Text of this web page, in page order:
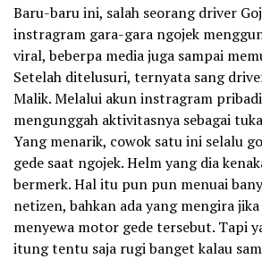
Baru-baru ini, salah seorang driver
instragram gara-gara ngojek
viral, beberpa media juga sampai
Setelah ditelusuri, ternyata sang
Malik. Melalui akun instragram
mengunggah aktivitasnya sebagai
Yang menarik, cowok satu ini selalu
gede saat ngojek. Helm yang dia
bermerk. Hal itu pun pun menuai
netizen, bahkan ada yang mengira
menyewa motor gede tersebut. Tapi
itung tentu saja rugi banget kalau